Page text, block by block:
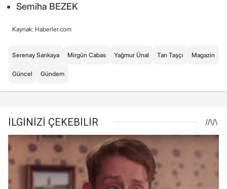
Semiha BEZEK
Kaynak: Haberler.com
Serenay Sarıkaya Mirgün Cabas Yağmur Ünal Tan Taşçı Magazin
Güncel Gündem